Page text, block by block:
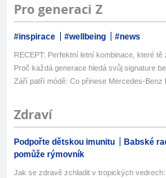
Pro generaci Z
#inspirace #wellbeing #news
RECEPT: Perfektní letní kombinace, které tě
Proč každá generace hledá svůj signature
Září patří módě: Co přinese Mercedes-Benz
Zdraví
Podpořte dětskou imunitu Babské
pomůže rýmovník
Jak se zdravě zchladit v tropických vedrech: